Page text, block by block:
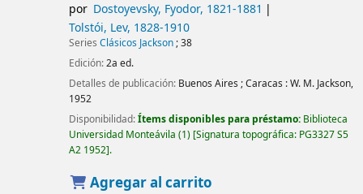
por Dostoyevsky, Fyodor, 1821-1881
Tolstói, Lev, 1828-1910
Series Clásicos Jackson; 38
Edición:2a ed.
Detalles de publicación: Buenos Aires ; Caracas :W. M. Jackson,
1952
Disponibilidad:Ítems disponibles para préstamo: Biblioteca
Universidad Monteávila (1) Signatura topográfica: PG3327 S5
A2 1952 .
Agregar al carrito